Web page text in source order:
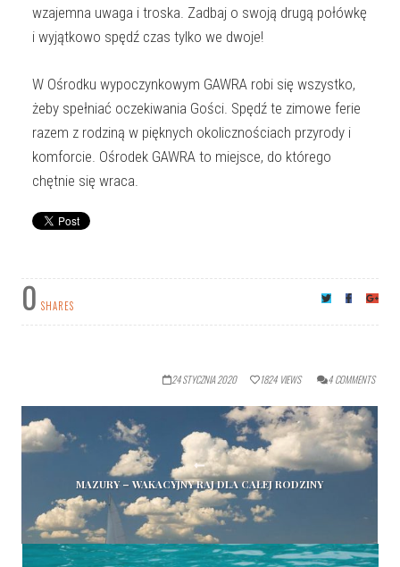
wzajemna uwaga i troska. Zadbaj o swoją drugą połówkę
i wyjątkowo spędź czas tylko we dwoje!
W Ośrodku wypoczynkowym GAWRA robi się wszystko,
żeby spełniać oczekiwania Gości. Spędź te zimowe ferie
razem z rodziną w pięknych okolicznościach przyrody i
komforcie. Ośrodek GAWRA to miejsce, do którego
chętnie się wraca.
0 SHARES
24 STYCZNIA 2020 1824 VIEWS 4 COMMENTS
MAZURY – WAKACYJNY RAJ DLA CAŁEJ RODZINY